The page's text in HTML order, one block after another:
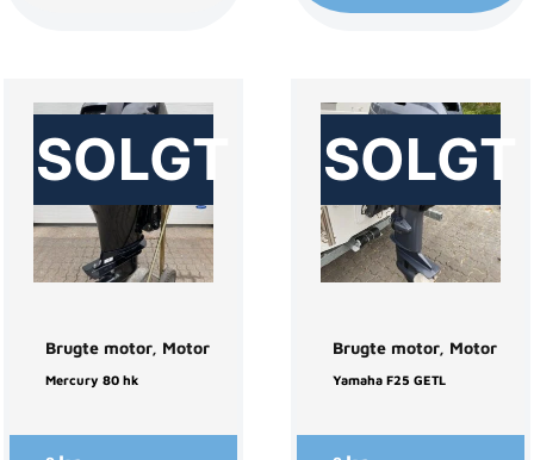
SOLGT
Brugte motor, Motor
Mercury 80 hk
SOLGT
Brugte motor, Motor
Yamaha F25 GETL